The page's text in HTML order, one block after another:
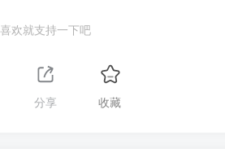
喜欢就支持一下吧
分享 收藏